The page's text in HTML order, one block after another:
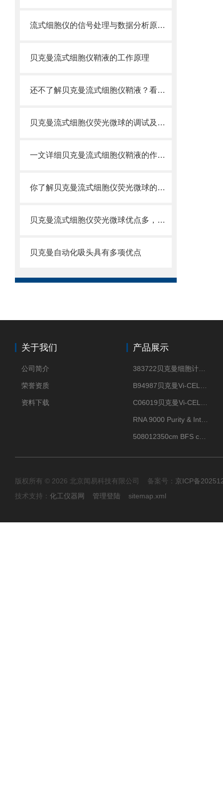
流式细胞仪的信号处理与数据分析原理分析
贝克曼流式细胞仪鞘液的工作原理
还不了解贝克曼流式细胞仪鞘液？看这里就对了！
贝克曼流式细胞仪荧光微球的调试及使用
一文详细贝克曼流式细胞仪鞘液的作用原理
你了解贝克曼流式细胞仪荧光微球的制备之怎样的吗
贝克曼流式细胞仪荧光微球优点多，实用效果好
贝克曼自动化吸头具有多项优点
关于我们
公司简介
荣誉资质
资料下载
产品展示
版权所有 © 2026 北京闻易科技有限公司 备案号： 京ICP备
技术支持： 化工仪器网 管理登陆 sitemap.xml